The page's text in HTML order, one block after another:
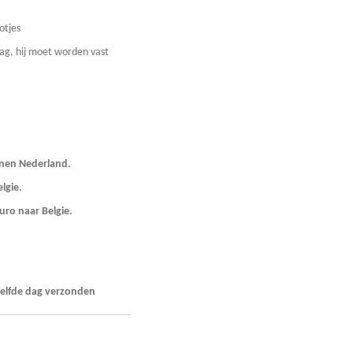
hij moet worden vast
Nederland.
Belgie.
naar Belgie.
dag verzonden